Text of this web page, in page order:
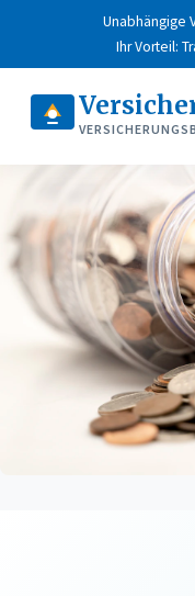
Unabhängige
Ihr Vorteil: